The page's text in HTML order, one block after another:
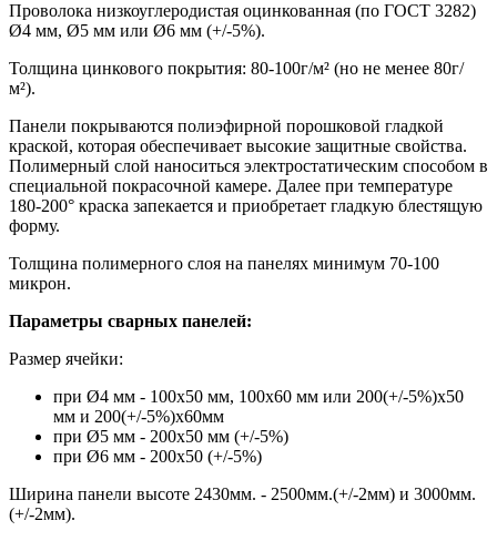
Проволока низкоуглеродистая оцинкованная (по ГОСТ 3282)
Ø4 мм, Ø5 мм или Ø6 мм (+/-5%).
Толщина цинкового покрытия: 80-100г/м² (но не менее 80г/
м²).
Панели покрываются полиэфирной порошковой гладкой
краской, которая обеспечивает высокие защитные свойства.
Полимерный слой наноситься электростатическим способом в
специальной покрасочной камере. Далее при температуре
180-200° краска запекается и приобретает гладкую блестящую
форму.
Толщина полимерного слоя на панелях минимум 70-100
микрон.
Параметры сварных панелей:
Размер ячейки:
при Ø4 мм - 100х50 мм, 100х60 мм или 200(+/-5%)х50
мм и 200(+/-5%)х60мм
при Ø5 мм - 200х50 мм (+/-5%)
при Ø6 мм - 200х50 (+/-5%)
Ширина панели высоте 2430мм. - 2500мм.(+/-2мм) и 3000мм.
(+/-2мм).